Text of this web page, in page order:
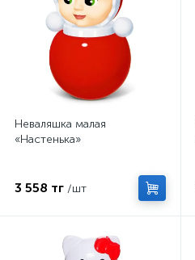
Неваляшка малая
«Настенька»
3 558 тг /шт